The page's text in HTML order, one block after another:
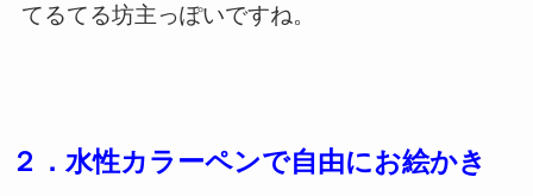
てるてる坊主っぽいですね。
２．水性カラーペンで自由にお絵かき